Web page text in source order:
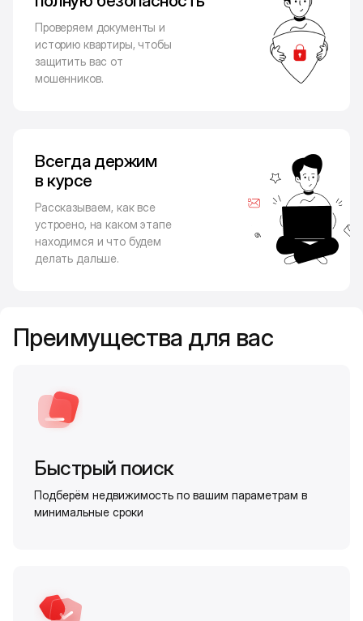
Проверяем документы и
историю квартиры, чтобы
защитить вас от
мошенников.
Всегда держим
в курсе
Рассказываем, как все
устроено, на каком этапе
находимся и что будем
делать дальше.
Преимущества для вас
Быстрый поиск
Подберём недвижимость по вашим параметрам в
минимальные сроки